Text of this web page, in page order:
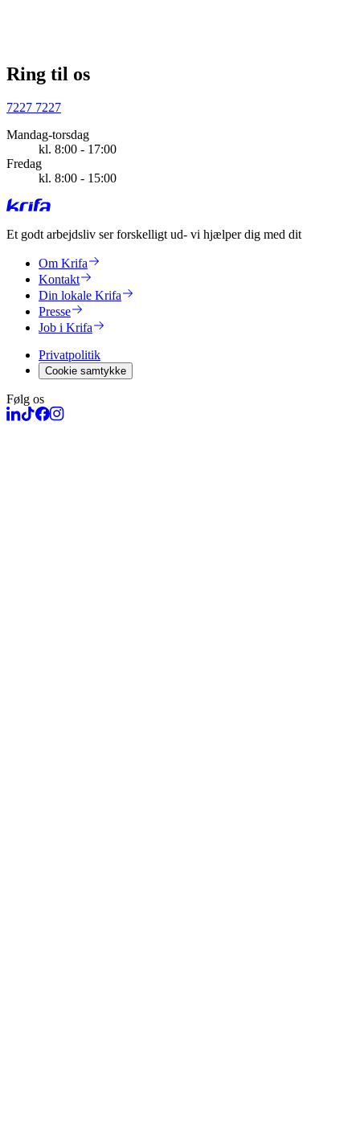
Ring til os
7227 7227
Mandag-torsdag
kl. 8:00 - 17:00
Fredag
kl. 8:00 - 15:00
Et godt arbejdsliv ser forskelligt ud- vi hjælper dig med dit
Om Krifa
Kontakt
Din lokale Krifa
Presse
Job i Krifa
Privatpolitik
Cookie samtykke
Følg os